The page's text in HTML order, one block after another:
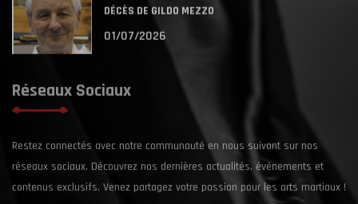
DÉCÈS DE GILDO MEZZO
01/07/2026
Réseaux Sociaux
Restez connectés avec notre communauté en nous suivant sur nos
réseaux sociaux. Découvrez nos dernières actualités, événements et
contenus exclusifs. Venez partagez votre passion pour les arts martiaux !